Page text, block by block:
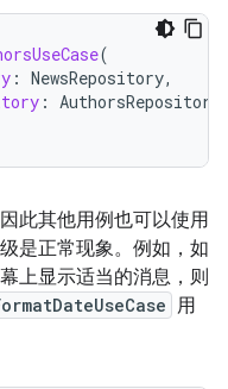
(
: NewsRepository,
: AuthorsRepository
此其他用例也可以使用
是正常现象。例如，如
上显示适当的消息，则
用